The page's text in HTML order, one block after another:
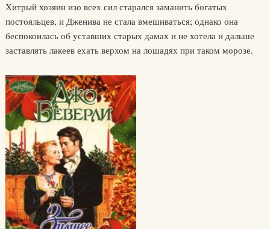
Хитрый хозяин изо всех сил старался заманить богатых
постояльцев, и Дженива не стала вмешиваться; однако она
беспокоилась об уставших старых дамах и не хотела и дальше
заставлять лакеев ехать верхом на лошадях при таком морозе.